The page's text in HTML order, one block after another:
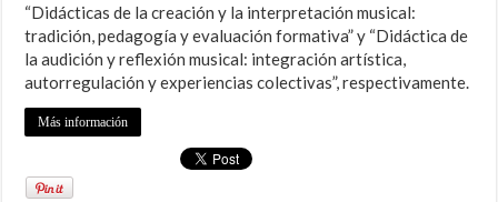
“Didácticas de la creación y la interpretación musical:
tradición, pedagogía y evaluación formativa” y “Didáctica de
la audición y reflexión musical: integración artística,
autorregulación y experiencias colectivas”, respectivamente.
Más información